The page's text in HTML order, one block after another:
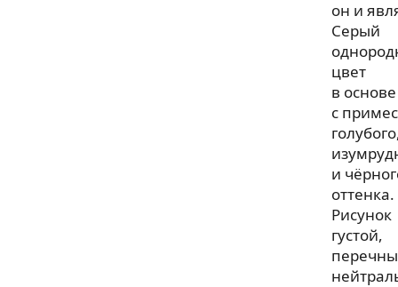
он и
Серый
цвет
в основе
с
и
оттенка.
Рисунок
густой,